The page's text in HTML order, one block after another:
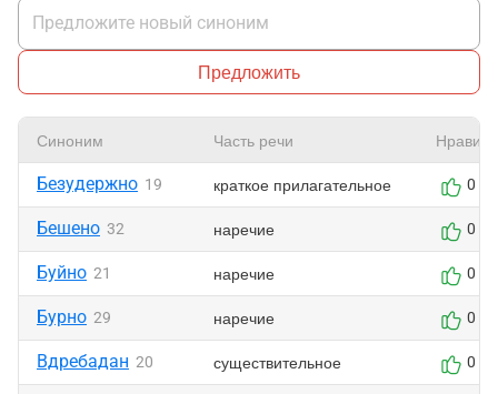
Предложить
Синоним Часть речи
Безудержно 19 краткое прилагательное 0
Бешено 32 наречие 0
Буйно 21 наречие 0
Бурно 29 наречие 0
Вдребадан 20 существительное 0